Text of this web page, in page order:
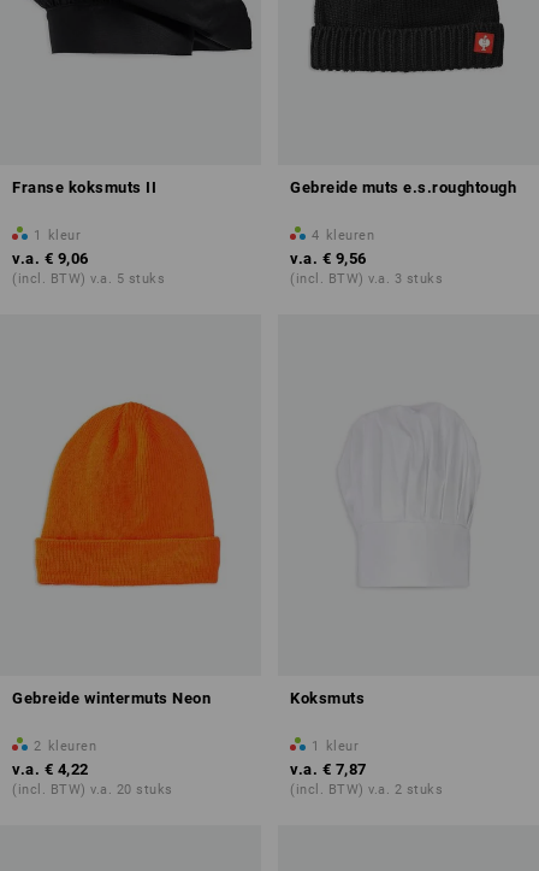
Franse koksmuts II
1 kleur
v.a. € 9,06
(incl. BTW) v.a. 5 stuks
Gebreide muts e.s.roughtough
4 kleuren
v.a. € 9,56
(incl. BTW) v.a. 3 stuks
Gebreide wintermuts Neon
2 kleuren
v.a. € 4,22
(incl. BTW) v.a. 20 stuks
Koksmuts
1 kleur
v.a. € 7,87
(incl. BTW) v.a. 2 stuks